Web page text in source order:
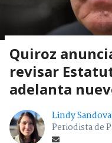
Quiroz
revisar
adelanta
Lindy
Periodista de